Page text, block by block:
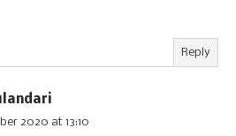
Reply
2020 at 13:10